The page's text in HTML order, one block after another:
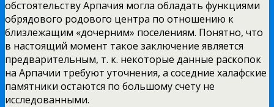
обстоятельству Арпачия могла обладать функциями
обрядового родового центра по отношению к
близлежащим «дочерним» поселениям. Понятно, что
в настоящий момент такое заключение является
предварительным, т. к. некоторые данные раскопок
на Арпачии требуют уточнения, а соседние халафские
памятники остаются по большому счету не
исследованными.